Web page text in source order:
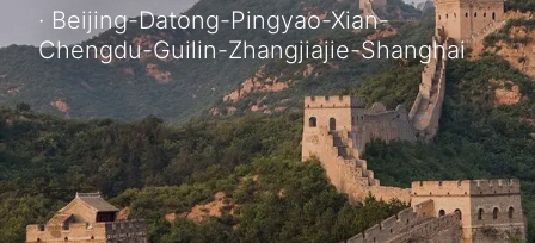
· Beijing-Datong-Pingyao-Xian-
Chengdu-Guilin-Zhangjiajie-Shanghai